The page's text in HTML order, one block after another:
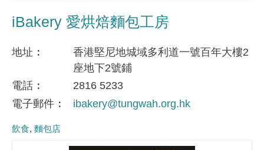
iBakery 愛烘焙麵包工房
地址
香港堅尼地城域多利道一號百年大樓2
座地下2號鋪
電話
2816 5233
電子郵件
ibakery@tungwah.org.hk
飲食 麵包店